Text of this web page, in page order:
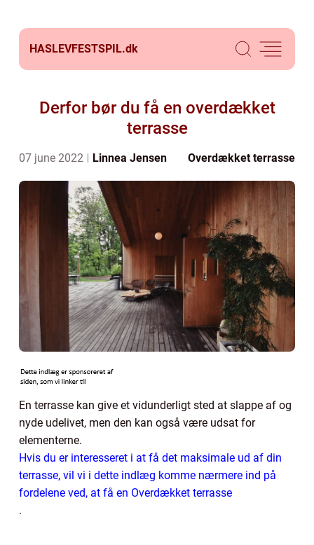
HASLEVFESTSPIL.dk
Derfor bør du få en overdækket
terrasse
07 june 2022 Linnea Jensen Overdækket terrasse
En terrasse kan give et vidunderligt sted at slappe af og
nyde udelivet, men den kan også være udsat for
elementerne.
Hvis du er interesseret i at få det maksimale ud af din
terrasse, vil vi i dette indlæg komme nærmere ind på
fordelene ved, at få en Overdækket terrasse
.